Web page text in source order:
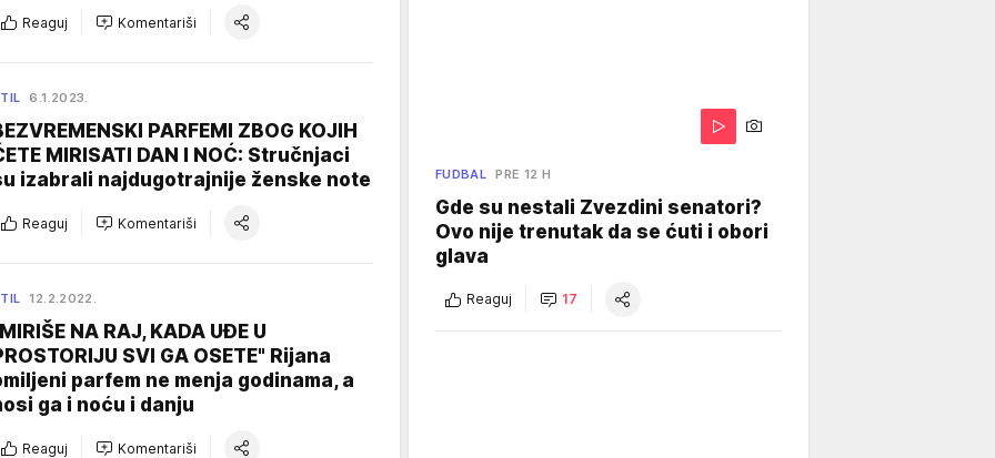
Reaguj Komentariši
6.1.2023.
PARFEMI ZBOG KOJIH
MIRISATI DAN I NOĆ: Stručnjaci
izabrali najdugotrajnije ženske note
Reaguj Komentariši
12.2.2022.
NA RAJ, KADA UĐE U
SVI GA OSETE" Rijana
parfem ne menja godinama, a
ga i noću i danju
Reaguj Komentariši
FUDBAL PRE 12 H
Gde su nestali Zvezdini senatori?
Ovo nije trenutak da se ćuti i obori
glava
Reaguj 17